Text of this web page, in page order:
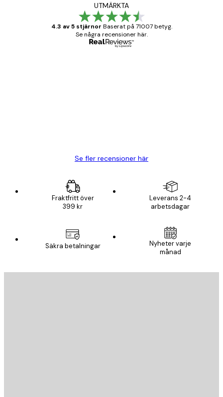
UTMÄRKTA
4.3 av 5 stjärnor Baserat på 71007 betyg.
Se några recensioner här.
Se fler recensioner här
Fraktfritt över
399 kr
Leverans 2-4
arbetsdagar
Säkra betalningar
Nyheter varje
månad